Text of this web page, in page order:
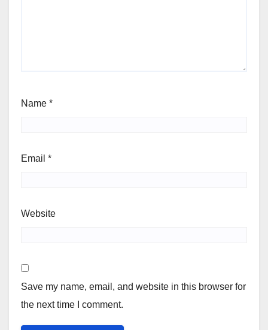
Name *
Email *
Website
Save my name, email, and website in this browser for
the next time I comment.